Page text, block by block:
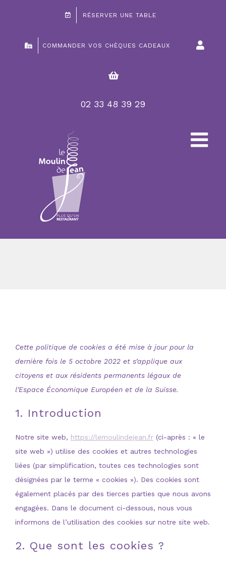
RÉSERVER UNE TABLE
COMMANDER VOS CHÈQUES CADEAUX
02 33 48 39 29
Cette politique de cookies a été mise à jour pour la
dernière fois le 5 octobre 2022 et s’applique aux
citoyens et aux résidents permanents légaux de
l’Espace Économique Européen et de la Suisse.
1. Introduction
Notre site web, https://lemoulindejean.fr (ci-après : « le
site web ») utilise des cookies et autres technologies
liées (par simplification, toutes ces technologies sont
désignées par le terme « cookies »). Des cookies sont
également placés par des tierces parties que nous avons
engagées. Dans le document ci-dessous, nous vous
informons de l’utilisation des cookies sur notre site web.
2. Que sont les cookies ?